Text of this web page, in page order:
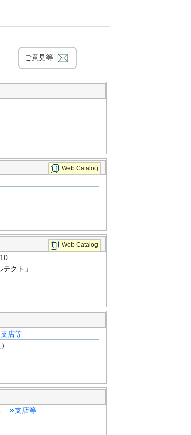
ご意見等
Web Catalog
Web Catalog
クト」
支店等
支店等